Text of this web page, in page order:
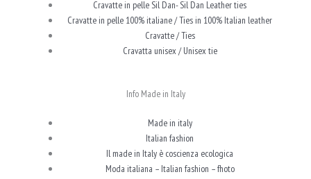
Cravatte in pelle Sil Dan- Sil Dan Leather ties
Cravatte in pelle 100% italiane / Ties in 100% Italian leather
Cravatte / Ties
Cravatta unisex / Unisex tie
Info Made in Italy
Made in italy
Italian fashion
Il made in Italy è coscienza ecologica
Moda italiana – Italian fashion – fhoto